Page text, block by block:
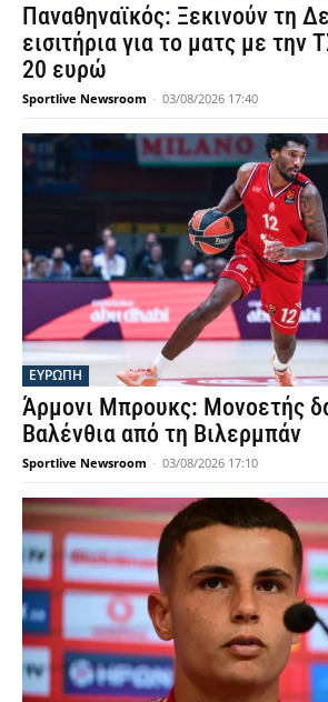
Παναθηναϊκός: Ξεκινούν τη
εισιτήρια για το ματς με την
20 ευρώ
Sportlive Newsroom - 03/08/2026 17:40
ΕΥΡΩΠΗ
Άρμονι Μπρουκς: Μονοετής
Βαλένθια από τη Βιλερμπάν
Sportlive Newsroom - 03/08/2026 17:10